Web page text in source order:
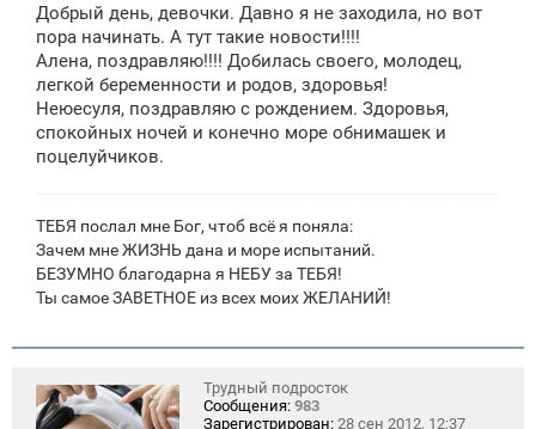
б
щ
н
и
Добрый день, девочки. Давно я не заходила, но вот
пора начинать. А тут такие новости!!!!
Алена, поздравляю!!!! Добилась своего, молодец,
легкой беременности и родов, здоровья!
Неюесуля, поздравляю с рождением. Здоровья,
спокойных ночей и конечно море обнимашек и
поцелуйчиков.
ТЕБЯ послал мне Бог, чтоб всё я поняла:
Зачем мне ЖИЗНЬ дана и море испытаний.
БЕЗУМНО благодарна я НЕБУ за ТЕБЯ!
Ты самое ЗАВЕТНОЕ из всех моих ЖЕЛАНИЙ!
Трудный подросток
Сообщения: 983
Зарегистрирован: 28 сен 2012, 12:37